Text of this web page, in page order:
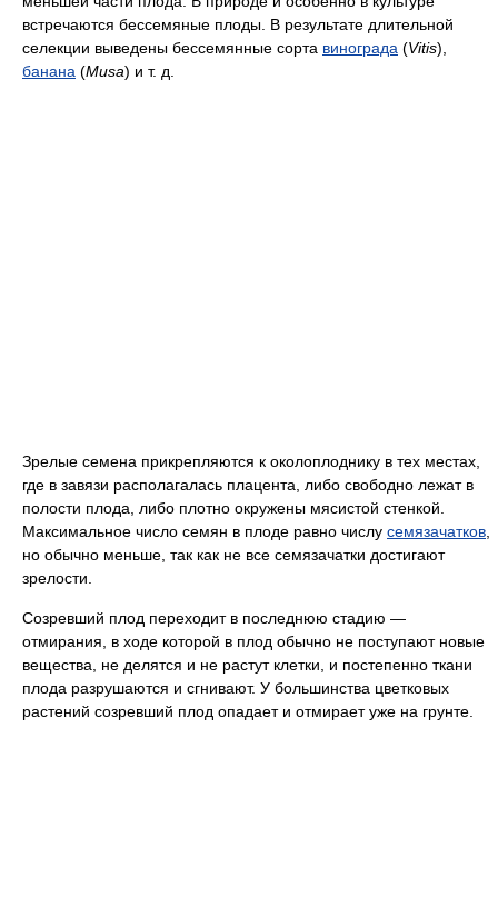
встречаются бессемяные плоды. В результате длительной
селекции выведены бессемянные сорта винограда (Vitis),
банана (Musa) и т. д.
Зрелые семена прикрепляются к околоплоднику в тех местах,
где в завязи располагалась плацента, либо свободно лежат в
полости плода, либо плотно окружены мясистой стенкой.
Максимальное число семян в плоде равно числу семязачатков
но обычно меньше, так как не все семязачатки достигают
зрелости.
Созревший плод переходит в последнюю стадию —
отмирания, в ходе которой в плод обычно не поступают новые
вещества, не делятся и не растут клетки, и постепенно ткани
плода разрушаются и сгнивают. У большинства цветковых
растений созревший плод опадает и отмирает уже на грунте.